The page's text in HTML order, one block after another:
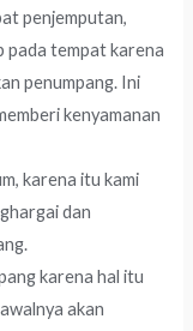
penjemputan,
pada tempat karena
penumpang. Ini
kenyamanan
karena itu kami
dan
karena hal itu
akan